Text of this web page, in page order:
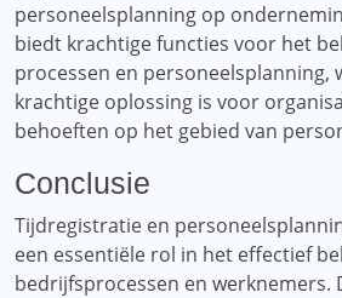
personeelsplanning op
biedt krachtige functies voor het
processen en personeelsplanning,
krachtige oplossing is voor
behoeften op het gebied van
Conclusie
Tijdregistratie en
een essentiële rol in het effectief
bedrijfsprocessen en werknemers.